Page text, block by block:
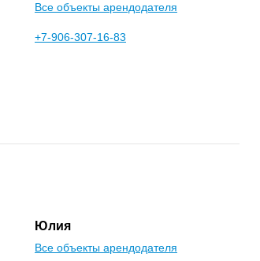
Все объекты арендодателя
+7-906-307-16-83
Юлия
Все объекты арендодателя